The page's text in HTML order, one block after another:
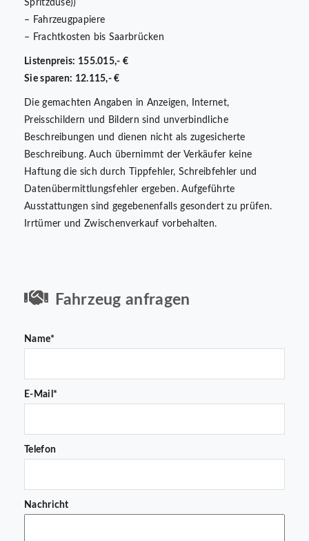
Spritzdüse))
– Fahrzeugpapiere
– Frachtkosten bis Saarbrücken
Listenpreis: 155.015,- €
Sie sparen: 12.115,- €
Die gemachten Angaben in Anzeigen, Internet,
Preisschildern und Bildern sind unverbindliche
Beschreibungen und dienen nicht als zugesicherte
Beschreibung. Auch übernimmt der Verkäufer keine
Haftung die sich durch Tippfehler, Schreibfehler und
Datenübermittlungsfehler ergeben. Aufgeführte
Ausstattungen sind gegebenenfalls gesondert zu prüfen.
Irrtümer und Zwischenverkauf vorbehalten.
Fahrzeug anfragen
Name*
E-Mail*
Telefon
Nachricht